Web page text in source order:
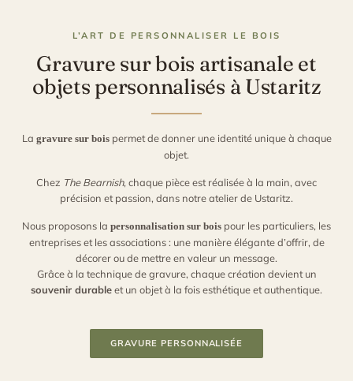
L’ART DE PERSONNALISER LE BOIS
Gravure sur bois artisanale et
objets personnalisés à Ustaritz
La gravure sur boispermet de donner une identité unique à chaque
objet.
Chez The Bearnish, chaque pièce est réalisée à la main, avec
précision et passion, dans notre atelier de Ustaritz.
Nous proposons la personnalisation sur bois pour les particuliers, les
entreprises et les associations : une manière élégante d’offrir, de
décorer ou de mettre en valeur un message.
Grâce à la technique de gravure, chaque création devient un
souvenir durableet un objet à la fois esthétique et authentique.
GRAVURE PERSONNALISÉE